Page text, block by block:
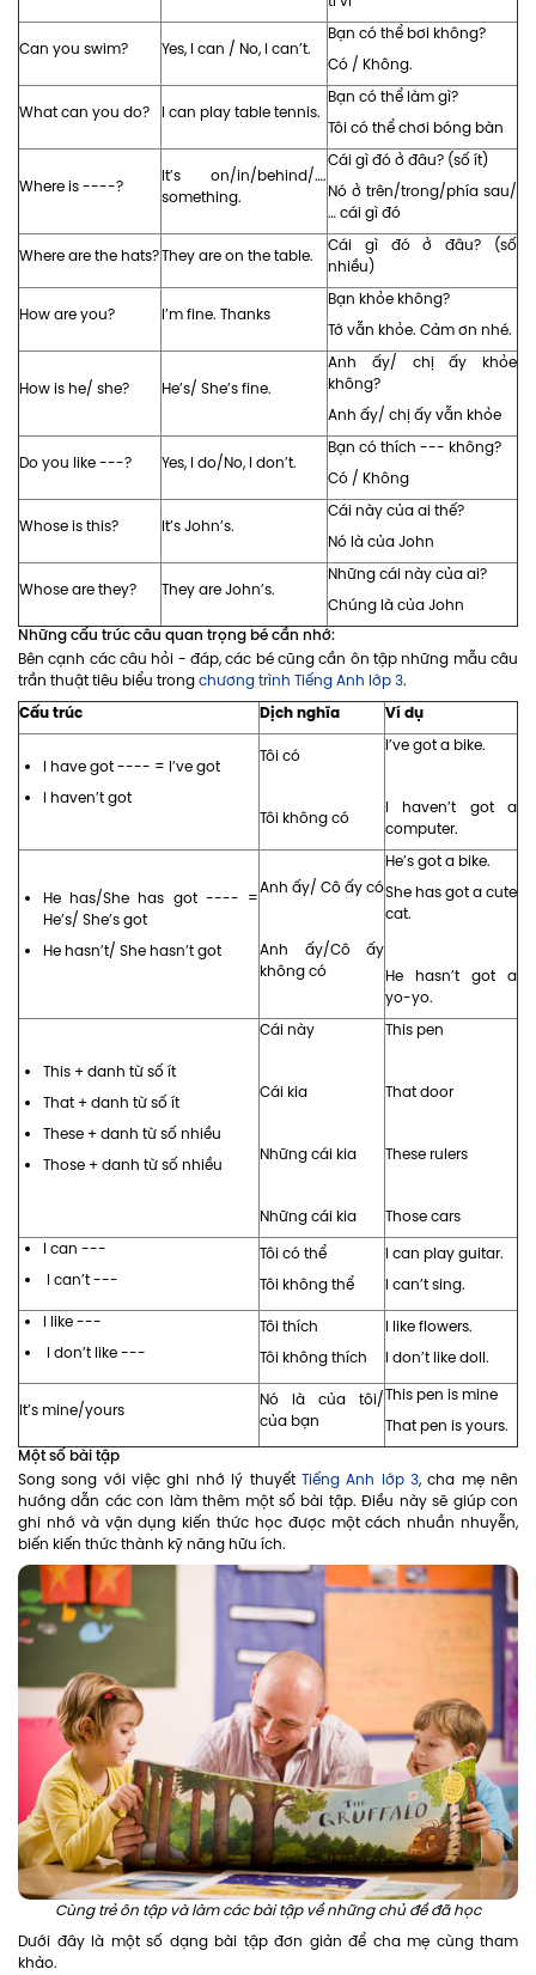
Can you swim? Yes, I can / No, I can’t.
Bạn có thể bơi không?
Có / Không.
What can you do? I can play table tennis.
Bạn có thể làm gì?
Tôi có thể chơi bóng bàn
Where is ----?
It’s on/in/behind/….
something.
Cái gì đó ở đâu? (số ít)
Nó ở trên/trong/phía sau/
… cái gì đó
Where are the hats?They are on the table.
Cái gì đó ở đâu? (số
nhiều)
How are you? I’m fine. Thanks
Bạn khỏe không?
Tớ vẫn khỏe. Cảm ơn nhé.
How is he/ she? He’s/ She’s fine.
Anh ấy/ chị ấy khỏe
không?
Anh ấy/ chị ấy vẫn khỏe
Do you like ---? Yes, I do/No, I don’t.
Bạn có thích --- không?
Có / Không
Whose is this? It’s John’s.
Cái này của ai thế?
Nó là của John
Whose are they? They are John’s.
Những cái này của ai?
Chúng là của John
Những cấu trúc câu quan trọng bé cần nhớ:
Bên cạnh các câu hỏi - đáp, các bé cũng cần ôn tập những mẫu câu
trần thuật tiêu biểu trongchương trình Tiếng Anh lớp 3.
Cấu trúc Dịch nghĩa Ví dụ
I have got ---- = I’ve got
I haven’t got
Tôi có
Tôi không có
I’ve got a bike.
I haven’t got a
computer.
He has/She has got ---- =
He’s/ She’s got
He hasn’t/ She hasn’t got
Anh ấy/ Cô ấy có
Anh ấy/Cô ấy
không có
He’s got a bike.
She has got a cute
cat.
He hasn’t got a
yo-yo.
This + danh từ số ít
That + danh từ số ít
These + danh từ số nhiều
Those + danh từ số nhiều
Cái này
Cái kia
Những cái kia
Những cái kia
This pen
That door
These rulers
Those cars
I can ---
I can’t ---
Tôi có thể
Tôi không thể
I can play guitar.
I can’t sing.
I like ---
I don’t like ---
Tôi thích
Tôi không thích
I like flowers.
I don’t like doll.
It’s mine/yours
Nó là của tôi/
của bạn
This pen is mine
That pen is yours.
Một số bài tập
Song song với việc ghi nhớ lý thuyết Tiếng Anh lớp 3, cha mẹ nên
hướng dẫn các con làm thêm một số bài tập. Điều này sẽ giúp con
ghi nhớ và vận dụng kiến thức học được một cách nhuần nhuyễn,
biến kiến thức thành kỹ năng hữu ích.
Cùng trẻ ôn tập và làm các bài tập về những chủ đề đã học
Dưới đây là một số dạng bài tập đơn giản để cha mẹ cùng tham
khảo.